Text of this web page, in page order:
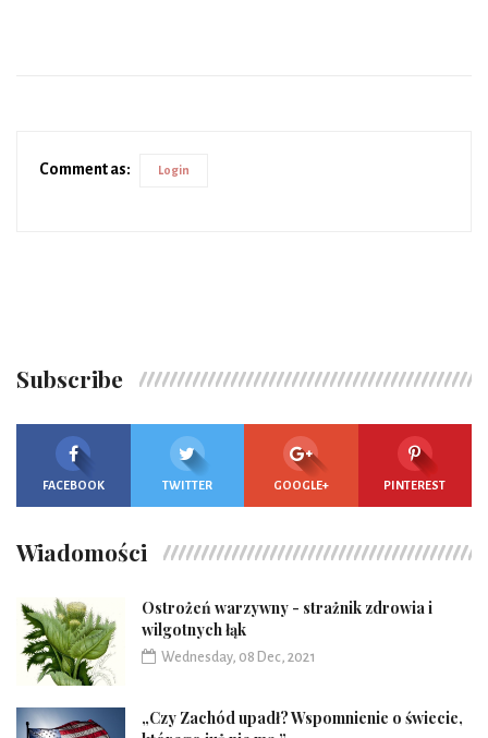
Comment as: Login
Subscribe
FACEBOOK TWITTER GOOGLE+ PINTEREST
Wiadomości
Ostrożeń warzywny - strażnik zdrowia i
wilgotnych łąk
Wednesday, 08 Dec, 2021
„Czy Zachód upadł? Wspomnienie o świecie,